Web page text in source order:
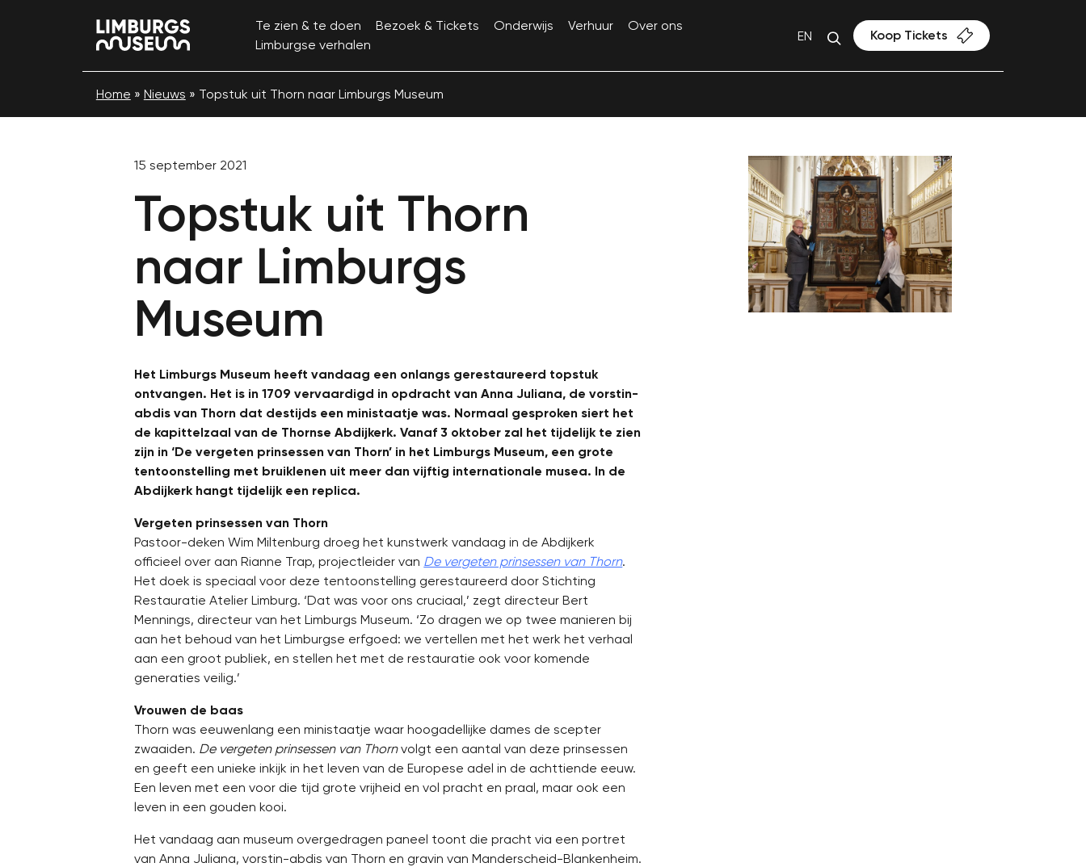
Te zien & te doen Bezoek & Tickets Onderwijs Verhuur
Over ons
Limburgse verhalen
EN Koop Tickets
Home » Nieuws » Topstuk uit Thorn naar Limburgs Museum
15 september 2021
Topstuk uit Thorn
naar Limburgs
Museum
Het Limburgs Museum heeft vandaag een onlangs gerestaureerd topstuk
ontvangen. Het is in 1709 vervaardigd in opdracht van Anna Juliana, de vorstin-
abdis van Thorn dat destijds een ministaatje was. Normaal gesproken siert het
de kapittelzaal van de Thornse Abdijkerk. Vanaf 3 oktober zal het tijdelijk te zien
zijn in ‘De vergeten prinsessen van Thorn’ in het Limburgs Museum, een grote
tentoonstelling met bruiklenen uit meer dan vijftig internationale musea. In de
Abdijkerk hangt tijdelijk een replica.
Vergeten prinsessen van Thorn
Pastoor-deken Wim Miltenburg droeg het kunstwerk vandaag in de Abdijkerk
officieel over aan Rianne Trap, projectleider van De vergeten prinsessen van Thorn.
Het doek is speciaal voor deze tentoonstelling gerestaureerd door Stichting
Restauratie Atelier Limburg. ‘Dat was voor ons cruciaal,’ zegt directeur Bert
Mennings, directeur van het Limburgs Museum. ‘Zo dragen we op twee manieren bij
aan het behoud van het Limburgse erfgoed: we vertellen met het werk het verhaal
aan een groot publiek, en stellen het met de restauratie ook voor komende
generaties veilig.’
Vrouwen de baas
Thorn was eeuwenlang een ministaatje waar hoogadellijke dames de scepter
zwaaiden. De vergeten prinsessen van Thornvolgt een aantal van deze prinsessen
en geeft een unieke inkijk in het leven van de Europese adel in de achttiende eeuw.
Een leven met een voor die tijd grote vrijheid en vol pracht en praal, maar ook een
leven in een gouden kooi.
Het vandaag aan museum overgedragen paneel toont die pracht via een portret
van Anna Juliana, vorstin-abdis van Thorn en gravin van Manderscheid-Blankenheim.